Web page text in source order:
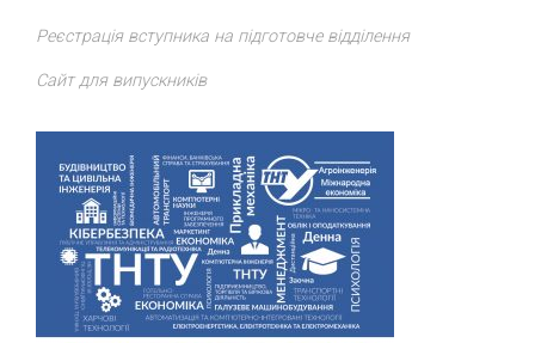
Реєстрація вступника на підготовче відділення
Сайт для випускників